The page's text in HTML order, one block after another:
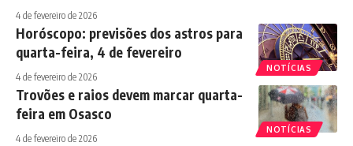
4 de fevereiro de 2026
NOTÍCIAS
Horóscopo: previsões dos astros para
quarta-feira, 4 de fevereiro
4 de fevereiro de 2026
NOTÍCIAS
Trovões e raios devem marcar quarta-
feira em Osasco
4 de fevereiro de 2026